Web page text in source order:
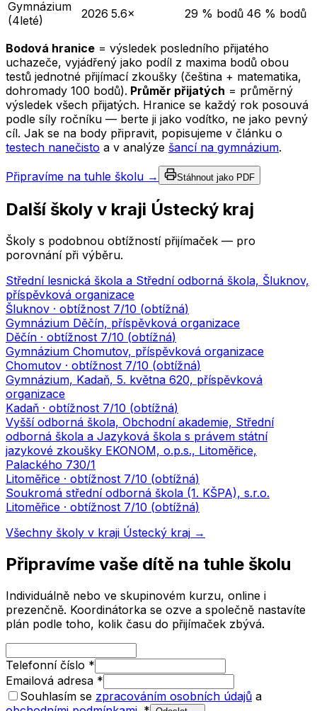
Gymnázium
(4leté)
2026 5.6× 29 % bodů 46 % bodů
Bodová hranice = výsledek posledního přijatého
uchazeče, vyjádřený jako podíl z maxima bodů obou
testů jednotné přijímací zkoušky (čeština + matematika,
dohromady 100 bodů). Průměr přijatých = průměrný
výsledek všech přijatých. Hranice se každý rok posouvá
podle síly ročníku — berte ji jako vodítko, ne jako pevný
cíl. Jak se na body připravit, popisujeme v článku o
testech nanečisto a v analýze šancí na gymnázium.
Připravíme na tuhle školu → Stáhnout jako PDF
Další školy v kraji Ústecký kraj
Školy s podobnou obtížností přijímaček — pro
porovnání při výběru.
Střední lesnická škola a Střední odborná škola, Šluknov,
příspěvková organizace
Šluknov · obtížnost 7/10 (obtížná)
Gymnázium Děčín, příspěvková organizace
Děčín · obtížnost 7/10 (obtížná)
Gymnázium Chomutov, příspěvková organizace
Chomutov · obtížnost 7/10 (obtížná)
Gymnázium, Kadaň, 5. května 620, příspěvková
organizace
Kadaň · obtížnost 7/10 (obtížná)
Vyšší odborná škola, Obchodní akademie, Střední
odborná škola a Jazyková škola s právem státní
jazykové zkoušky EKONOM, o.p.s., Litoměřice,
Palackého 730/1
Litoměřice · obtížnost 7/10 (obtížná)
Soukromá střední odborná škola (1. KŠPA), s.r.o.
Litoměřice · obtížnost 7/10 (obtížná)
Všechny školy v kraji Ústecký kraj →
Připravíme vaše dítě na tuhle školu
Individuálně nebo ve skupinovém kurzu, online i
prezenčně. Koordinátorka se ozve a společně nastavíte
plán podle toho, kolik času do přijímaček zbývá.
Telefonní číslo *
Emailová adresa *
Souhlasím se zpracováním osobních údajů a